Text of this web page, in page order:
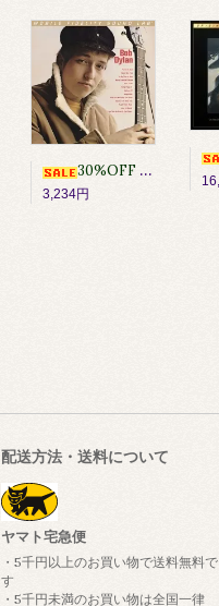
30%OFF [SACD] Bob Dylan / Bob Dylan
3,234円
配送方法・送料について
ヤマト宅急便
・5千円以上のお買い物で送料無料で
す
・5千円未満のお買い物は全国一律